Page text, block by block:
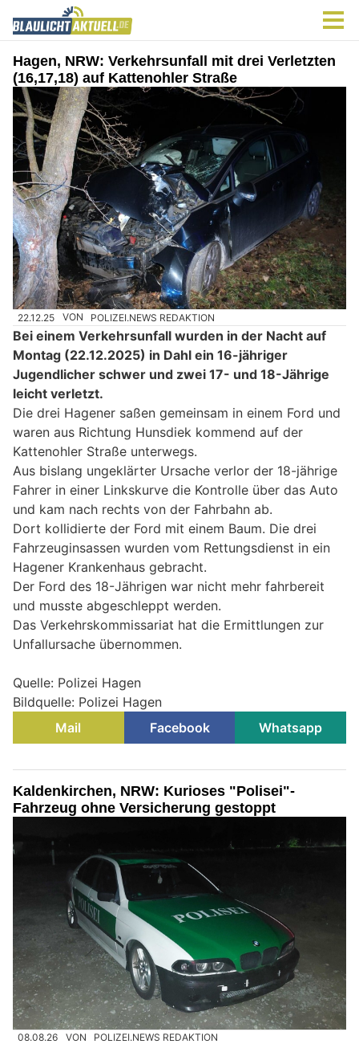
Hagen, NRW: Verkehrsunfall mit drei Verletzten
(16,17,18) auf Kattenohler Straße
22.12.25 VON POLIZEI.NEWS REDAKTION
Bei einem Verkehrsunfall wurden in der Nacht auf
Montag (22.12.2025) in Dahl ein 16-jähriger
Jugendlicher schwer und zwei 17- und 18-Jährige
leicht verletzt.
Die drei Hagener saßen gemeinsam in einem Ford und
waren aus Richtung Hunsdiek kommend auf der
Kattenohler Straße unterwegs.
Aus bislang ungeklärter Ursache verlor der 18-jährige
Fahrer in einer Linkskurve die Kontrolle über das Auto
und kam nach rechts von der Fahrbahn ab.
Dort kollidierte der Ford mit einem Baum. Die drei
Fahrzeuginsassen wurden vom Rettungsdienst in ein
Hagener Krankenhaus gebracht.
Der Ford des 18-Jährigen war nicht mehr fahrbereit
und musste abgeschleppt werden.
Das Verkehrskommissariat hat die Ermittlungen zur
Unfallursache übernommen.
Quelle: Polizei Hagen
Bildquelle: Polizei Hagen
Mail
Facebook Whatsapp
Kaldenkirchen, NRW: Kurioses "Polisei"-
Fahrzeug ohne Versicherung gestoppt
08.08.26 VON POLIZEI.NEWS REDAKTION